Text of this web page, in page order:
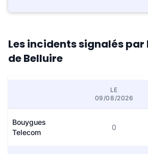
Les incidents signalés
de Belluire
LE
09/08/2026
Bouygues
Telecom
0